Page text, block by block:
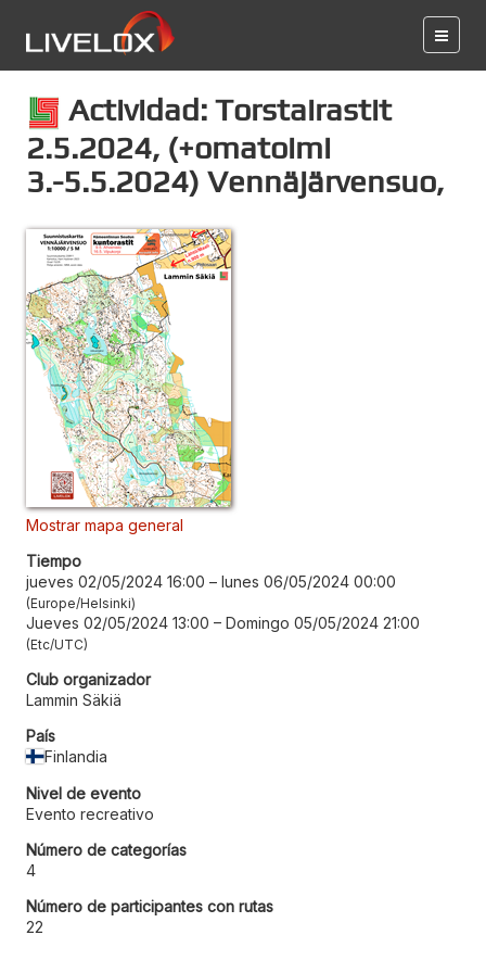
Actividad: Torstairastit
2.5.2024, (+omatoimi
3.-5.5.2024) Vennäjärvensuo,
Mostrar mapa general
Tiempo
jueves 02/05/2024 16:00 – lunes 06/05/2024 00:00
Europe/Helsinki
Jueves 02/05/2024 13:00 – Domingo 05/05/2024 21:00
Etc/UTC
Club organizador
Lammin Säkiä
País
Finlandia
Nivel de evento
Evento recreativo
Número de categorías
4
Número de participantes con rutas
22